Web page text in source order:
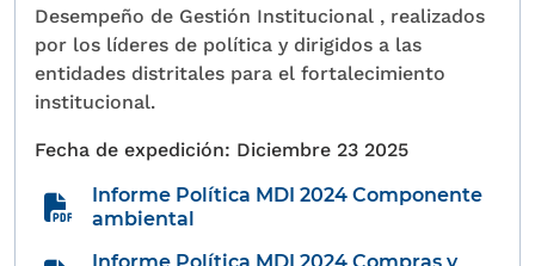
Desempeño de Gestión Institucional , realizados
por los líderes de política y dirigidos a las
entidades distritales para el fortalecimiento
institucional.
Diciembre 23 2025
Informe Política MDI 2024 Componente
ambiental